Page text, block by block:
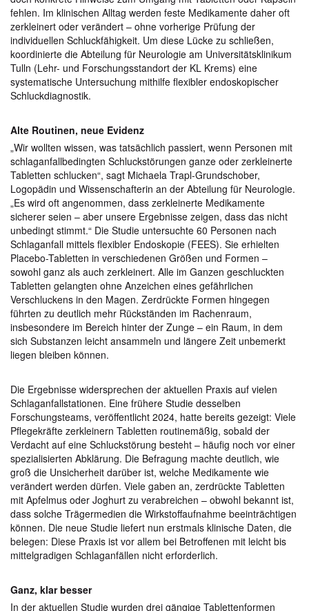
fehlen. Im klinischen Alltag werden feste Medikamente daher oft
zerkleinert oder verändert – ohne vorherige Prüfung der
individuellen Schluckfähigkeit. Um diese Lücke zu schließen,
koordinierte die Abteilung für Neurologie am Universitätsklinikum
Tulln (Lehr- und Forschungsstandort der KL Krems) eine
systematische Untersuchung mithilfe flexibler endoskopischer
Schluckdiagnostik.
Alte Routinen, neue Evidenz
„Wir wollten wissen, was tatsächlich passiert, wenn Personen mit
schlaganfallbedingten Schluckstörungen ganze oder zerkleinerte
Tabletten schlucken“, sagt Michaela Trapl-Grundschober,
Logopädin und Wissenschafterin an der Abteilung für Neurologie.
„Es wird oft angenommen, dass zerkleinerte Medikamente
sicherer seien – aber unsere Ergebnisse zeigen, dass das nicht
unbedingt stimmt.“ Die Studie untersuchte 60 Personen nach
Schlaganfall mittels flexibler Endoskopie (FEES). Sie erhielten
Placebo-Tabletten in verschiedenen Größen und Formen –
sowohl ganz als auch zerkleinert. Alle im Ganzen geschluckten
Tabletten gelangten ohne Anzeichen eines gefährlichen
Verschluckens in den Magen. Zerdrückte Formen hingegen
führten zu deutlich mehr Rückständen im Rachenraum,
insbesondere im Bereich hinter der Zunge – ein Raum, in dem
sich Substanzen leicht ansammeln und längere Zeit unbemerkt
liegen bleiben können.
Die Ergebnisse widersprechen der aktuellen Praxis auf vielen
Schlaganfallstationen. Eine frühere Studie desselben
Forschungsteams, veröffentlicht 2024, hatte bereits gezeigt: Viele
Pflegekräfte zerkleinern Tabletten routinemäßig, sobald der
Verdacht auf eine Schluckstörung besteht – häufig noch vor einer
spezialisierten Abklärung. Die Befragung machte deutlich, wie
groß die Unsicherheit darüber ist, welche Medikamente wie
verändert werden dürfen. Viele gaben an, zerdrückte Tabletten
mit Apfelmus oder Joghurt zu verabreichen – obwohl bekannt ist,
dass solche Trägermedien die Wirkstoffaufnahme beeinträchtigen
können. Die neue Studie liefert nun erstmals klinische Daten, die
belegen: Diese Praxis ist vor allem bei Betroffenen mit leicht bis
mittelgradigen Schlaganfällen nicht erforderlich.
Ganz, klar besser
In der aktuellen Studie wurden drei gängige Tablettenformen